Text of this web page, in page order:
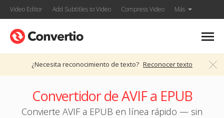
Video Editor Add Subtitles to Video Compress Video Más
¿Necesita reconocimiento de texto? Reconocer texto
Convertidor de AVIF a EPUB
Convierte AVIF a EPUB en línea rápido — sin